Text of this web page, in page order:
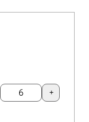
+